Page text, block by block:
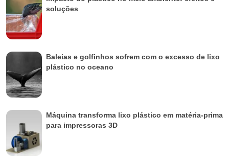
soluções
Baleias e golfinhos sofrem com o excesso de lixo
plástico no oceano
Máquina transforma lixo plástico em matéria-prima
para impressoras 3D